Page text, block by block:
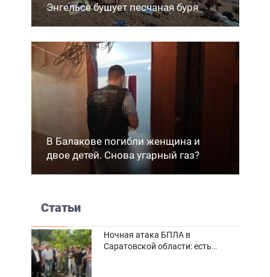
Энгельсе бушует песчаная буря
В Балакове погибли женщина и
двое детей. Снова угарный газ?
Статьи
Ночная атака БПЛА в
Саратовской области: есть